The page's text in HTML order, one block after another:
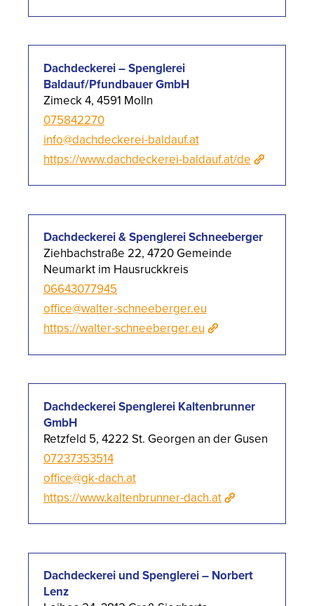
Dachdeckerei – Spenglerei
Baldauf/Pfundbauer GmbH
Zimeck 4, 4591 Molln
075842270
info@dachdeckerei-baldauf.at
https://www.dachdeckerei-baldauf.at/de
Dachdeckerei & Spenglerei Schneeberger
Ziehbachstraße 22, 4720 Gemeinde
Neumarkt im Hausruckkreis
06643077945
office@walter-schneeberger.eu
https://walter-schneeberger.eu
Dachdeckerei Spenglerei Kaltenbrunner
GmbH
Retzfeld 5, 4222 St. Georgen an der Gusen
07237353514
office@gk-dach.at
https://www.kaltenbrunner-dach.at
Dachdeckerei und Spenglerei – Norbert
Lenz